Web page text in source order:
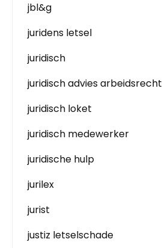
jbl&g
juridens letsel
juridisch
juridisch advies arbeidsrecht
juridisch loket
juridisch medewerker
juridische hulp
jurilex
jurist
justiz letselschade